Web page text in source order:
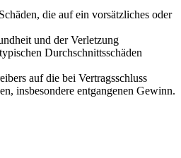
die auf ein vorsätzliches oder
und der Verletzung
Durchschnittsschäden
auf die bei Vertragsschluss
insbesondere entgangenen Gewinn.